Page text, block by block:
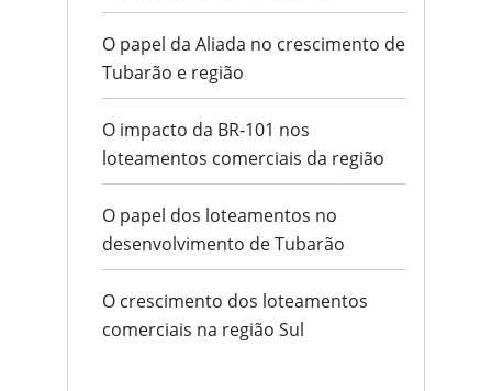
O papel da Aliada no crescimento de
Tubarão e região
O impacto da BR-101 nos
loteamentos comerciais da região
O papel dos loteamentos no
desenvolvimento de Tubarão
O crescimento dos loteamentos
comerciais na região Sul